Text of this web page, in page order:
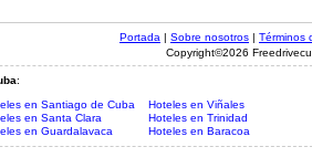
Portada | Sobre nosotros | Términos
Copyright©2026
:
en Santiago de Cuba
Hoteles en Viñales
en Santa Clara
Hoteles en Trinidad
en Guardalavaca Hoteles en Baracoa